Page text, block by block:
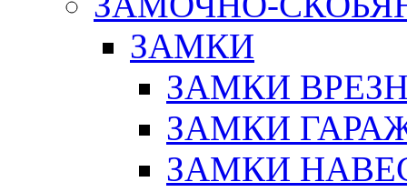
ЗАМКИ
ЗАМКИ
ЗАМКИ
ЗАМКИ